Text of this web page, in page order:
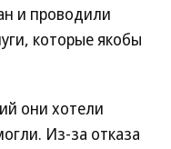
и проводили
которые якобы
они хотели
Из-за отказа